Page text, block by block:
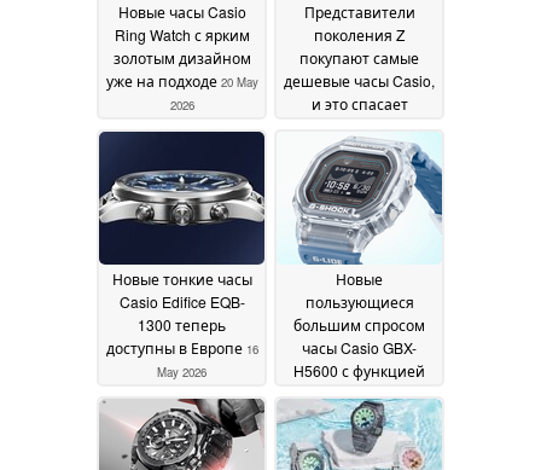
Новые часы Casio
Ring Watch с ярким
золотым дизайном
уже на подходе 20 May
2026
Представители
поколения Z
покупают самые
дешевые часы Casio,
и это спасает
16 May 2026
Новые тонкие часы
Casio Edifice EQB-
1300 теперь
доступны в Европе 16
May 2026
Новые
пользующиеся
большим спросом
часы Casio GBX-
H5600 с функцией
теперь доступны для
покупки15 May 2026